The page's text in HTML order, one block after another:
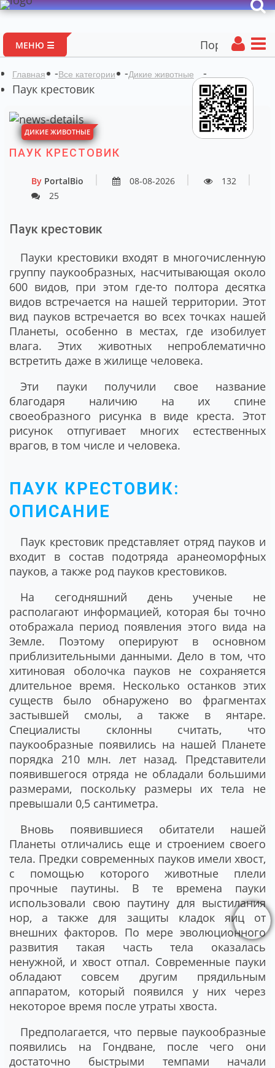
МЕНЮ ☰ Портал авторских
Главная -Все категории -Дикие животные
-
Паук крестовик
ДИКИЕ ЖИВОТНЫЕ
ПАУК КРЕСТОВИК
By PortalBio 08-08-2026
132
25
Паук крестовик
Пауки крестовики входят в многочисленную
группу паукообразных, насчитывающая около
600 видов, при этом где-то полтора десятка
видов встречается на нашей территории. Этот
вид пауков встречается во всех точках нашей
Планеты, особенно в местах, где изобилует
влага. Этих животных непроблематично
встретить даже в жилище человека.
Эти пауки получили свое название
благодаря наличию на их спине
своеобразного рисунка в виде креста. Этот
рисунок отпугивает многих естественных
врагов, в том числе и человека.
ПАУК КРЕСТОВИК:
ОПИСАНИЕ
Паук крестовик представляет отряд пауков и
входит в состав подотряда аранеоморфных
пауков, а также род пауков крестовиков.
На сегодняшний день ученые не
располагают информацией, которая бы точно
отображала период появления этого вида на
Земле. Поэтому оперируют в основном
приблизительными данными. Дело в том, что
хитиновая оболочка пауков не сохраняется
длительное время. Несколько останков этих
существ было обнаружено во фрагментах
застывшей смолы, а также в янтаре.
Специалисты склонны считать, что
паукообразные появились на нашей Планете
порядка 210 млн. лет назад. Представители
появившегося отряда не обладали большими
размерами, поскольку размеры их тела не
превышали 0,5 сантиметра.
Вновь появившиеся обитатели нашей
Планеты отличались еще и строением своего
тела. Предки современных пауков имели хвост,
с помощью которого животные плели
прочные паутины. В те времена пауки
использовали свою паутину для выстилания
нор, а также для защиты кладок яиц от
внешних факторов. По мере эволюционного
развития такая часть тела оказалась
ненужной, и хвост отпал. Современные пауки
обладают совсем другим прядильным
аппаратом, который появился у них через
некоторое время после утраты хвоста.
Предполагается, что первые паукообразные
появились на Гондване, после чего они
достаточно быстрыми темпами начали